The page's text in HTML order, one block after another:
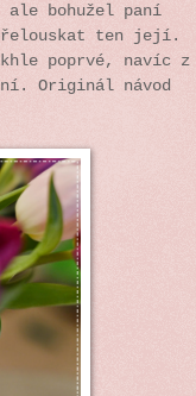
ale bohužel paní
ten její.
poprvé, navíc z
Originál návod